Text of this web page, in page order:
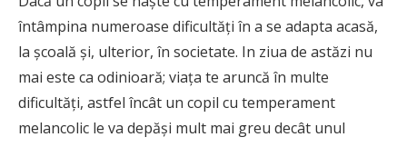
întâmpina numeroase dificultăţi în a se adapta acasă,
la şcoală şi, ulterior, în societate. In ziua de astăzi nu
mai este ca odinioară; viaţa te aruncă în multe
dificultăţi, astfel încât un copil cu temperament
melancolic le va depăşi mult mai greu decât unul